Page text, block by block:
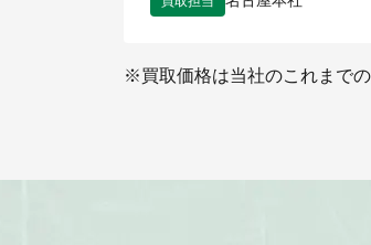
※買取価格は当社のこれまで